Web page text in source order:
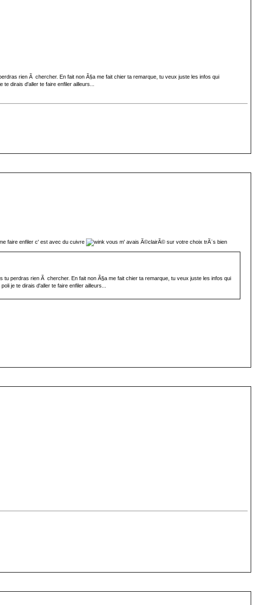
rien Ã chercher. En fait non Ã§a me fait chier ta remarque, tu veux juste les infos qui
dirais d'aller te faire enfiler ailleurs...
faire enfiler c' est avec du cuivre vous m' avais Ã©clairÃ© sur votre choix trÃ¨s bien
perdras rien Ã chercher. En fait non Ã§a me fait chier ta remarque, tu veux juste les infos qui
je te dirais d'aller te faire enfiler ailleurs...